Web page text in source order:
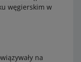
węgierskim w
na